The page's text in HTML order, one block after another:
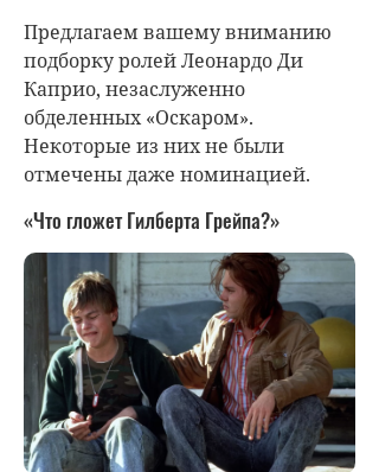
Предлагаем вашему вниманию
подборку ролейЛеонардо Ди
Каприо, незаслуженно
обделенных «Оскаром».
Некоторые из них не были
отмечены даже номинацией.
«Что гложет Гилберта Грейпа?»